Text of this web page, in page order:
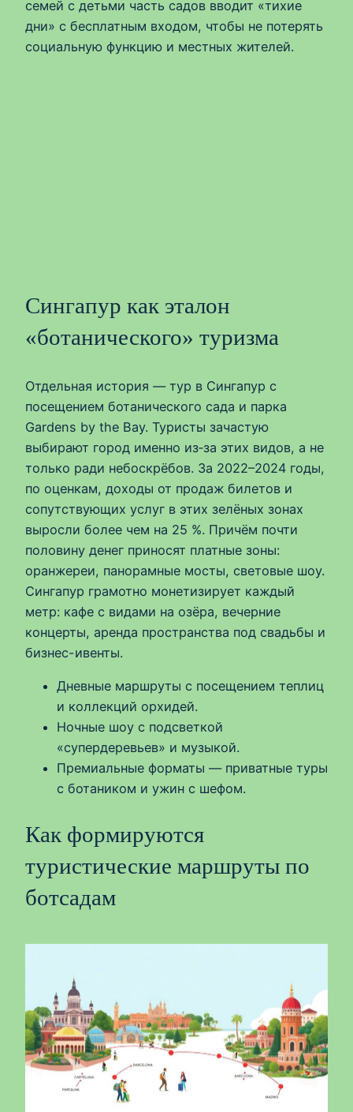
семей с детьми часть садов вводит «тихие
дни» с бесплатным входом, чтобы не потерять
социальную функцию и местных жителей.
Сингапур как эталон
«ботанического» туризма
Отдельная история — тур в Сингапур с
посещением ботанического сада и парка
Gardens by the Bay. Туристы зачастую
выбирают город именно из‑за этих видов, а не
только ради небоскрёбов. За 2022–2024 годы,
по оценкам, доходы от продаж билетов и
сопутствующих услуг в этих зелёных зонах
выросли более чем на 25 %. Причём почти
половину денег приносят платные зоны:
оранжереи, панорамные мосты, световые шоу.
Сингапур грамотно монетизирует каждый
метр: кафе с видами на озёра, вечерние
концерты, аренда пространства под свадьбы и
бизнес-ивенты.
Дневные маршруты с посещением теплиц
и коллекций орхидей.
Ночные шоу с подсветкой
«супердеревьев» и музыкой.
Премиальные форматы — приватные туры
с ботаником и ужин с шефом.
Как формируются
туристические маршруты по
ботсадам